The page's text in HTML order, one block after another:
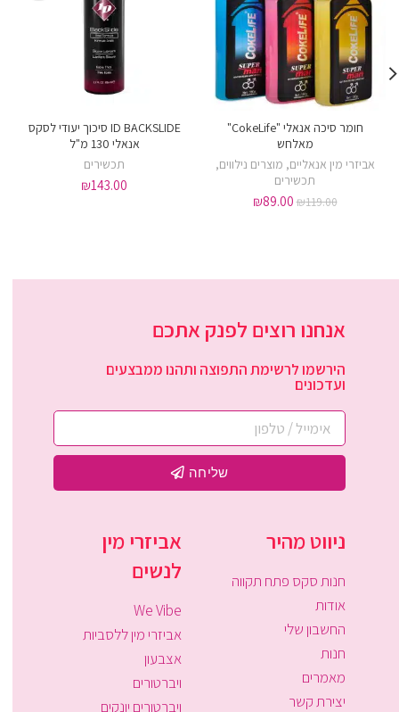
חומר סיכה אנאלי "CokeLife"
מאלחש
אביזרי מין אנאליים, מוצרים נילווים,
תכשירים
₪119.00
₪89.00
ID BACKSLIDE סיכוך יעודי לסקס
אנאלי 130 מ"ל
תכשירים
₪143.00
אנחנו רוצים לפנק אתכם
הירשמו לרשימת התפוצה ותהנו ממבצעים
ועדכונים
שליחה
ניווט מהיר
חנות סקס פתח תקווה
אודות
החשבון שלי
חנות
מאמרים
יצירת קשר
אביזרי מין
לנשים
We Vibe
אביזרי מין ללסביות
אצבעון
ויברטורים
ויברטורים יונקים